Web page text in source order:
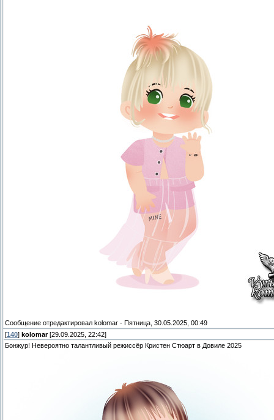
Сообщение отредактировал kolomar - Пятница, 30.05.2025, 00:49
[140] kolomar[29.09.2025, 22:42]
Бонжур! Невероятно талантливый режиссёр Кристен Стюарт в Довиле 2025